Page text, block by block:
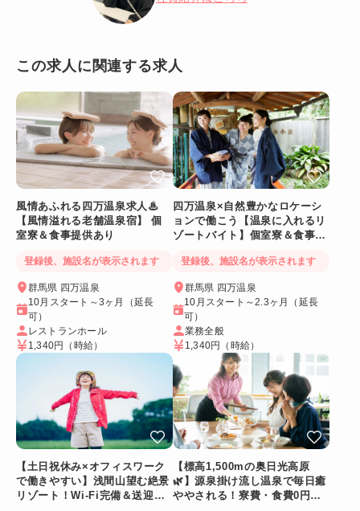
この求人に関連する求人
風情あふれる四万温泉求人♨
【風情溢れる老舗温泉宿】 個
室寮＆食事提供あり
登録後、施設名が表示されます
群馬県 四万温泉
10月スタート～3ヶ月（延長
可）
レストランホール
1,340円 （時給）
四万温泉×自然豊かなロケーシ
ョンで働こう【温泉に入れるリ
ゾートバイト】個室寮＆食事提
登録後、施設名が表示されます
群馬県 四万温泉
10月スタート～2.3ヶ月（延長
可）
業務全般
1,340円 （時給）
【土日祝休み×オフィスワーク
で働きやすい】浅間山望む絶景
リゾート！Wi-Fi完備＆送迎バ
【標高1,500mの奥日光高原
🌿】源泉掛け流し温泉で毎日癒
ややされる！寮費・食費0円！